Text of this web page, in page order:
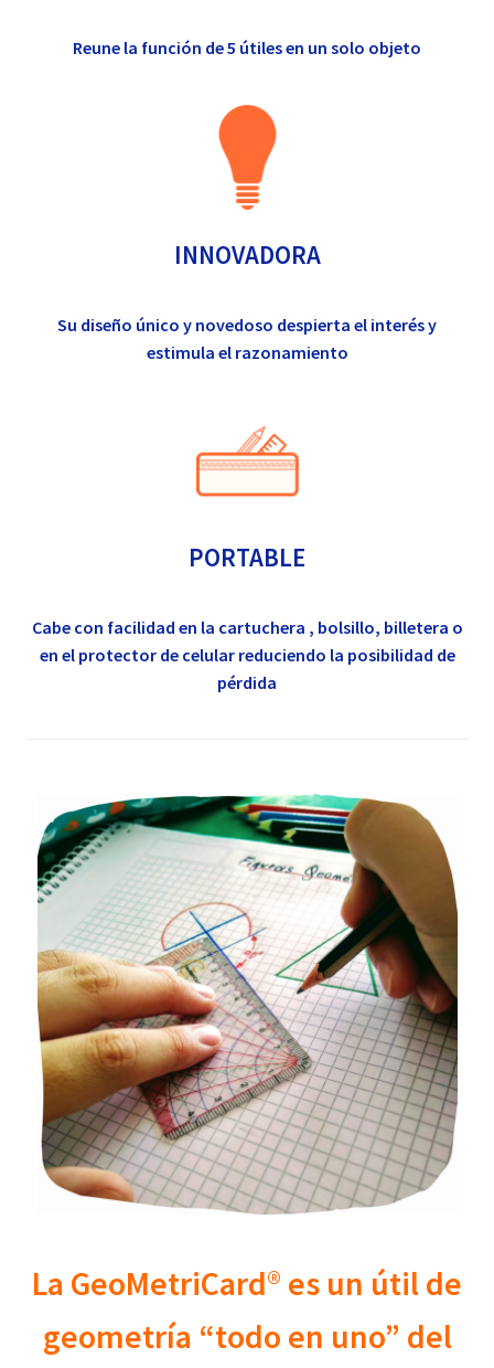
Reune la función de 5 útiles en un solo objeto
INNOVADORA
Su diseño único y novedoso despierta el interés y
estimula el razonamiento
PORTABLE
Cabe con facilidad en la cartuchera , bolsillo, billetera o
en el protector de celular reduciendo la posibilidad de
pérdida
La GeoMetriCard® es un útil de
geometría “todo en uno” del